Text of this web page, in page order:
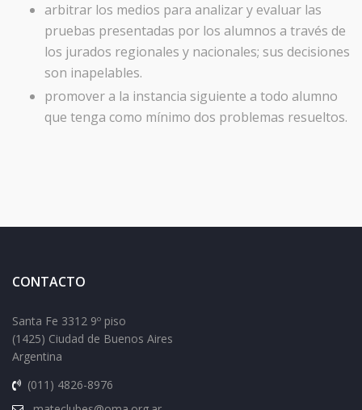
arbitrar los medios para analizar y evaluar las
pruebas presentadas por los alumnos a través de
los jurados regionales y nacionales; sus decisiones
son inapelables.
promover a la instancia siguiente a todo alumno
que tenga como mínimo dos problemas resueltos.
CONTACTO
Santa Fe 3312 9º piso
(1425) Ciudad de Buenos Aires
Argentina
(011) 4826-8976